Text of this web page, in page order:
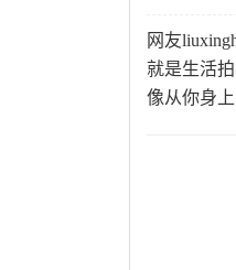
网友
就是生活
像从你身